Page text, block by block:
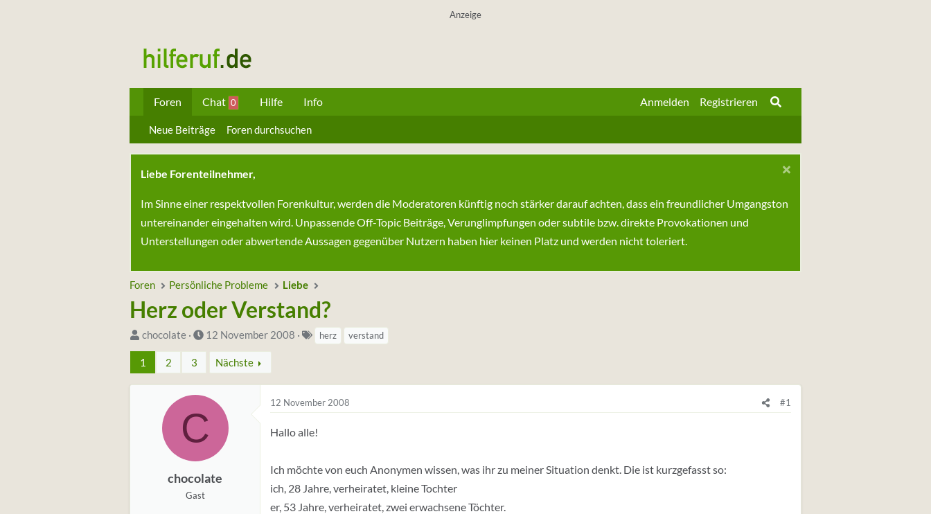
Anzeige
Foren Chat 0 Hilfe Info Anmelden Registrieren
Neue Beiträge Foren durchsuchen
Liebe Forenteilnehmer,
Im Sinne einer respektvollen Forenkultur, werden die Moderatoren künftig noch stärker darauf achten, dass ein freundlicher Umgangston
untereinander eingehalten wird. Unpassende Off-Topic Beiträge, Verunglimpfungen oder subtile bzw. direkte Provokationen und
Unterstellungen oder abwertende Aussagen gegenüber Nutzern haben hier keinen Platz und werden nicht toleriert.
Foren Persönliche Probleme Liebe
Herz oder Verstand?
S
t
a
r
chocolate
D
a
u
m
S
t
a
12 November 2008
c
h
o
t
e
(
herz verstand
1 2 3 Nächste
C
chocolate
Gast
12 November 2008 #1
Hallo alle!
Ich möchte von euch Anonymen wissen, was ihr zu meiner Situation denkt. Die ist kurzgefasst so:
ich, 28 Jahre, verheiratet, kleine Tochter
er, 53 Jahre, verheiratet, zwei erwachsene Töchter.